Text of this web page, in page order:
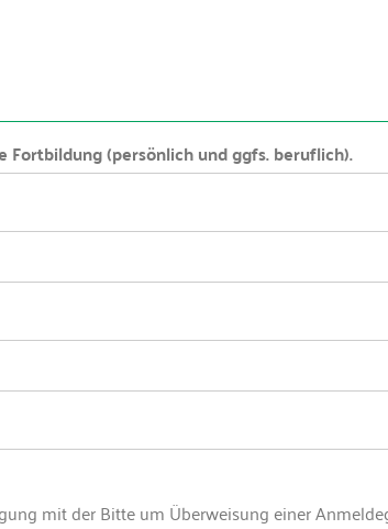
Fortbildung (persönlich und ggfs. beruflich).
mit der Bitte um Überweisung einer